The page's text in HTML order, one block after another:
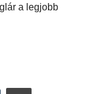
a legjobb